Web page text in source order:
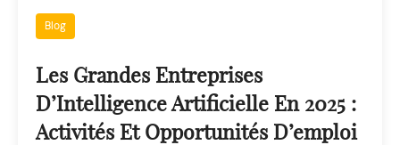
Blog
Les Grandes Entreprises
D’Intelligence Artificielle En 2025 :
Activités Et Opportunités D’emploi